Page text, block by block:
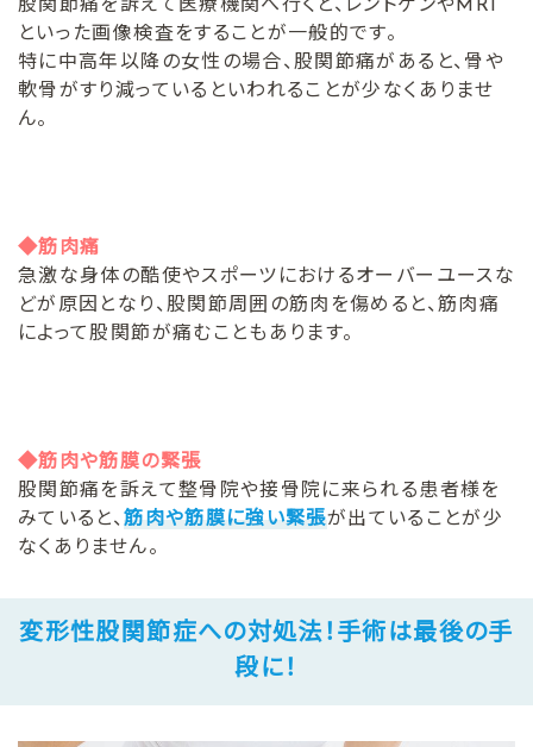
股関節痛を訴えて医療機関へ行くと、レントゲンやMRI
といった画像検査をすることが一般的です。
特に中高年以降の女性の場合、股関節痛があると、骨や
軟骨がすり減っているといわれることが少なくありませ
ん。
◆筋肉痛
急激な身体の酷使やスポーツにおけるオーバーユースな
どが原因となり、股関節周囲の筋肉を傷めると、筋肉痛
によって股関節が痛むこともあります。
◆筋肉や筋膜の緊張
股関節痛を訴えて整骨院や接骨院に来られる患者様を
みていると、筋肉や筋膜に強い緊張が出ていることが少
なくありません。
変形性股関節症への対処法！手術は最後の手
段に！